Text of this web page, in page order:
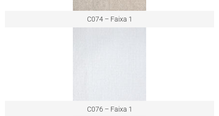
C074 – Faixa 1
C076 – Faixa 1